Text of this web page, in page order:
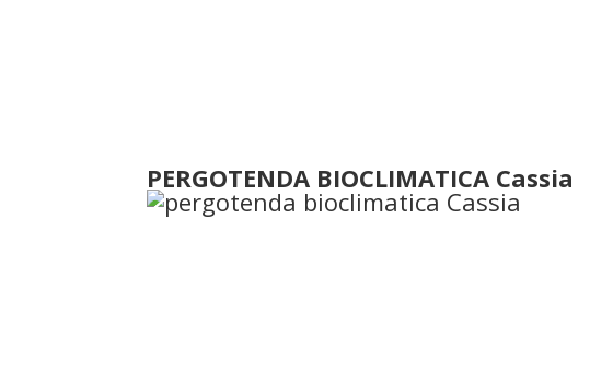
PERGOTENDA BIOCLIMATICA Cassia